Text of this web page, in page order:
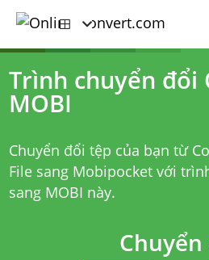
Trình chuyển đổi
MOBI
Chuyển đổi tệp của bạn từ
File sang Mobipocket với
sang MOBI này.
Chuyển